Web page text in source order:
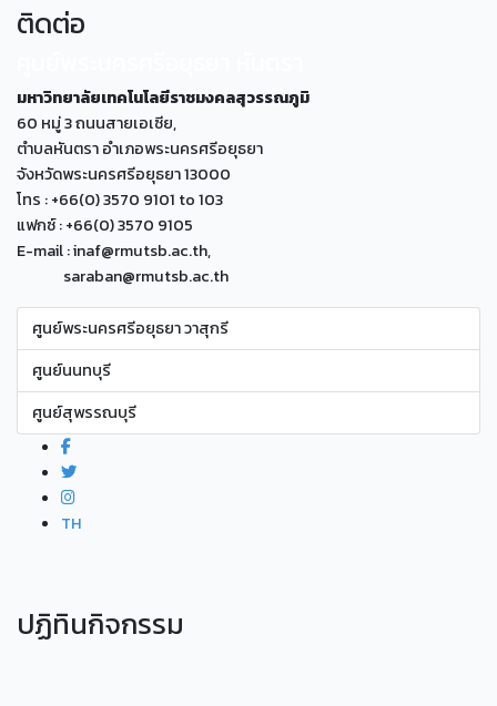
ติดต่อ
มหาวิทยาลัยเทคโนโลยีราชมงคลสุวรรณภูมิ
60 หมู่ 3 ถนนสายเอเซีย,
ตำบลหันตรา อำเภอพระนครศรีอยุธยา
จังหวัดพระนครศรีอยุธยา 13000
โทร : +66(0) 3570 9101 to 103
แฟกซ์ : +66(0) 3570 9105
E-mail : inaf@rmutsb.ac.th,
saraban@rmutsb.ac.th
ศูนย์พระนครศรีอยุธยา วาสุกรี
ศูนย์นนทบุรี
ศูนย์สุพรรณบุรี
TH
ปฏิทินกิจกรรม